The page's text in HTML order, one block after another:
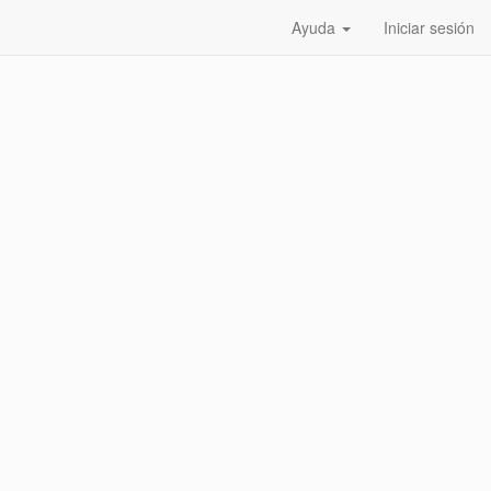
Ayuda Iniciar sesión